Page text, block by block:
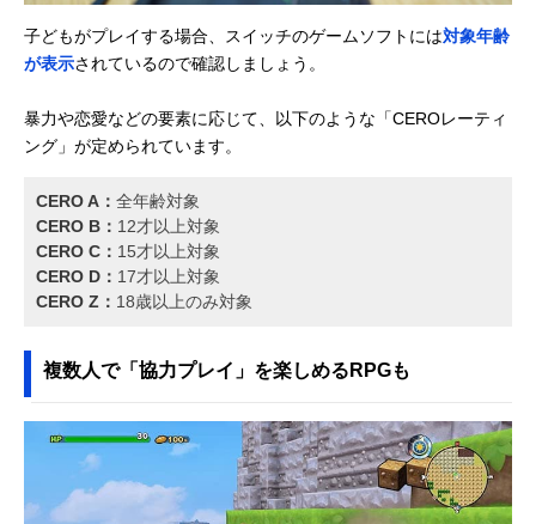
子どもがプレイする場合、スイッチのゲームソフトには対象年齢
が表示されているので確認しましょう。
暴力や恋愛などの要素に応じて、以下のような「CEROレーティ
ング」が定められています。
CERO A： 全年齢対象
CERO B： 12才以上対象
CERO C： 15才以上対象
CERO D： 17才以上対象
CERO Z： 18歳以上のみ対象
複数人で「協力プレイ」を楽しめるRPGも